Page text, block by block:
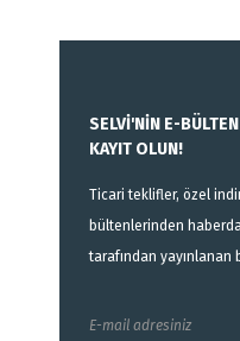
SELVİ'NİN E-
KAYIT OLUN!
Ticari teklifler, özel
bültenlerinden
tarafından yayınlanan